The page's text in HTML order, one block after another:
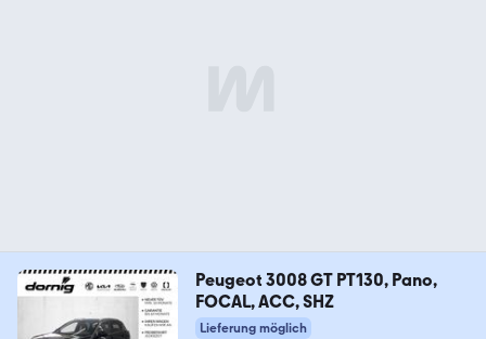
Peugeot 3008 GT PT130, Pano,
FOCAL, ACC, SHZ
Lieferung möglich